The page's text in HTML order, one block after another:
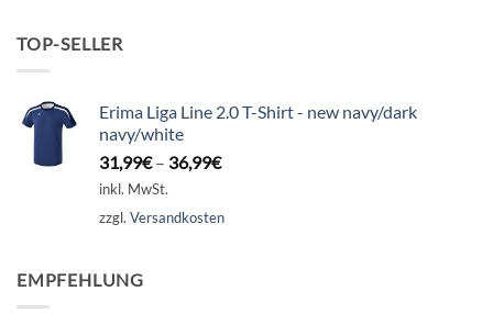
TOP-SELLER
Erima Liga Line 2.0 T-Shirt - new navy/dark
navy/white
31,99€– 36,99€
inkl. MwSt.
zzgl. Versandkosten
EMPFEHLUNG